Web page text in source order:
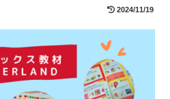
2024/11/19